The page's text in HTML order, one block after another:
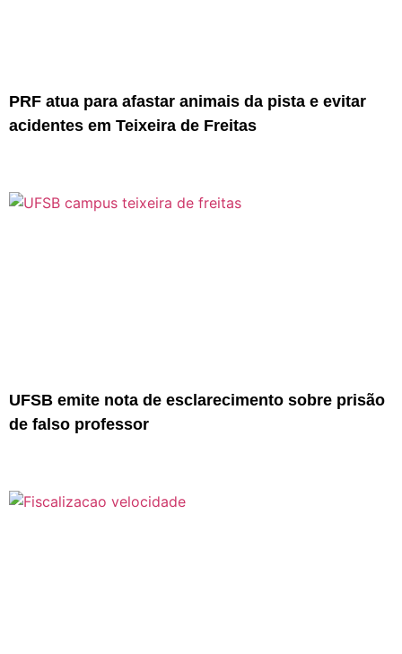
PRF atua para afastar animais da pista e evitar
acidentes em Teixeira de Freitas
UFSB emite nota de esclarecimento sobre prisão
de falso professor